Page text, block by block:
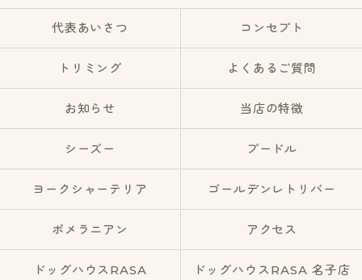
代表あいさつ コンセプト
トリミング よくあるご質問
お知らせ 当店の特徴
シーズー プードル
ヨークシャーテリア ゴールデンレトリバー
ポメラニアン アクセス
ドッグハウスRASA ドッグハウスRASA 名子店